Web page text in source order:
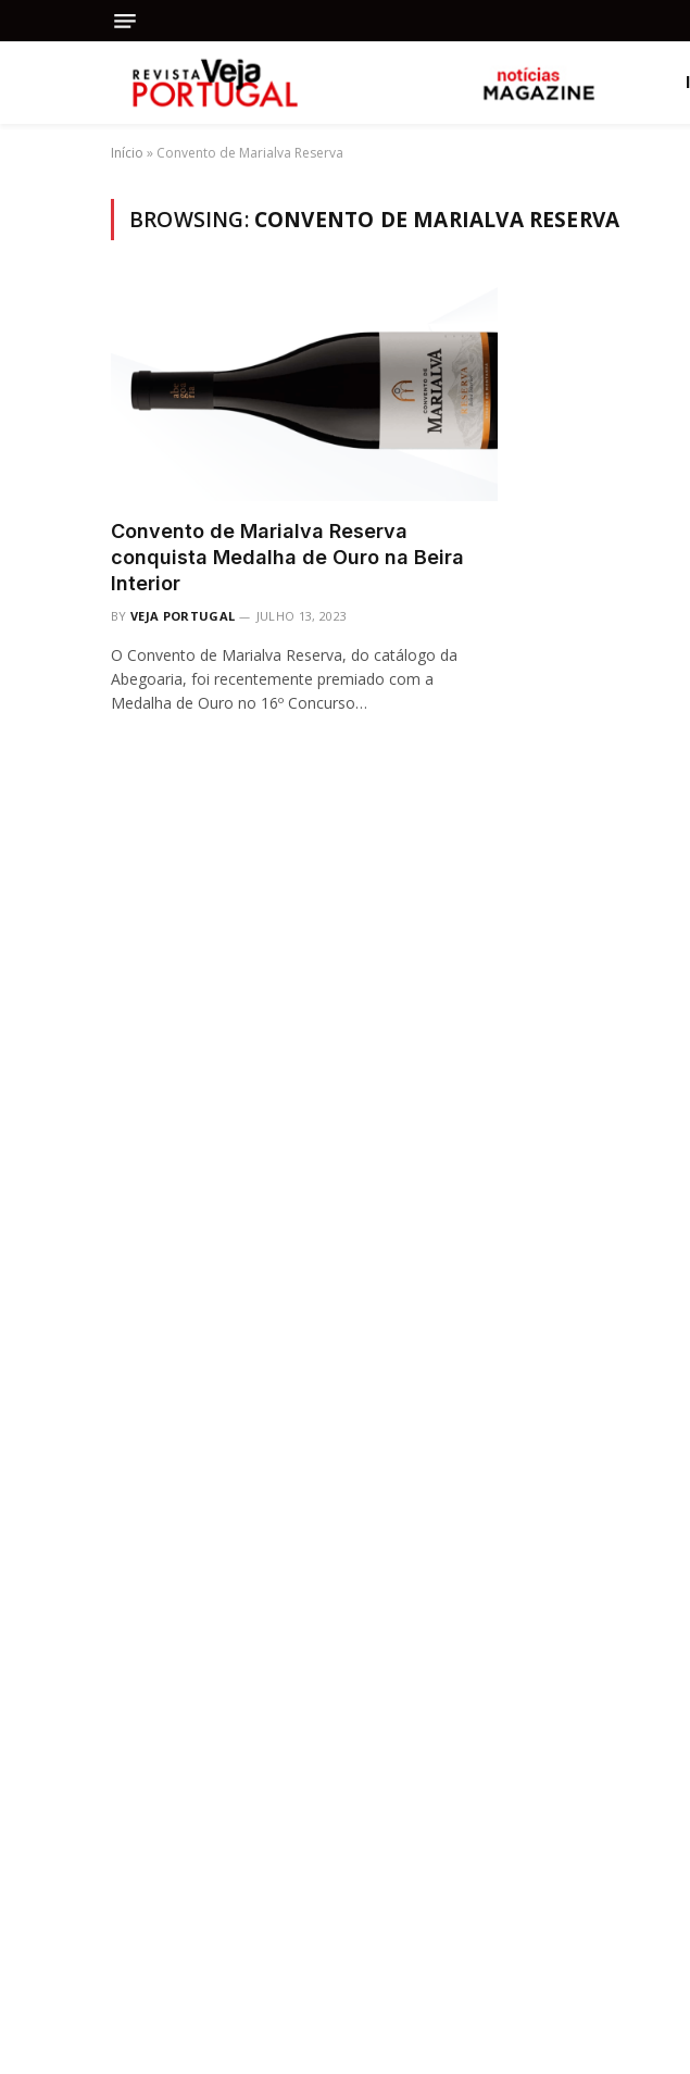
Início » Convento de Marialva Reserva
BROWSING: CONVENTO DE MARIALVA RESERVA
Convento de Marialva Reserva
conquista Medalha de Ouro na Beira
Interior
BY VEJA PORTUGAL JULHO 13, 2023
O Convento de Marialva Reserva, do catálogo da
Abegoaria, foi recentemente premiado com a
Medalha de Ouro no 16º Concurso…